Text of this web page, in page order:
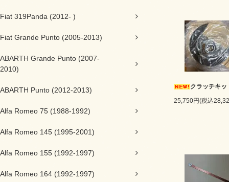
Fiat 319Panda (2012- )
Fiat Grande Punto (2005-2013)
ABARTH Grande Punto (2007-
2010)
ABARTH Punto (2012-2013)
Alfa Romeo 75 (1988-1992)
Alfa Romeo 145 (1995-2001)
Alfa Romeo 155 (1992-1997)
Alfa Romeo 164 (1992-1997)
クラッチキッ
25,750円(税込